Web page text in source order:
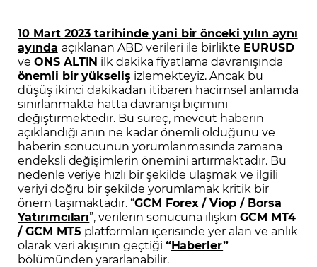
10 Mart 2023 tarihinde yani bir önceki yılın aynı
ayında açıklanan ABD verileri ile birlikte EURUSD
ve ONS ALTIN ilk dakika fiyatlama davranışında
önemli bir yükseliş izlemekteyiz. Ancak bu
düşüş ikinci dakikadan itibaren hacimsel anlamda
sınırlanmakta hatta davranışı biçimini
değiştirmektedir. Bu süreç, mevcut haberin
açıklandığı anın ne kadar önemli olduğunu ve
haberin sonucunun yorumlanmasında zamana
endeksli değişimlerin önemini artırmaktadır. Bu
nedenle veriye hızlı bir şekilde ulaşmak ve ilgili
veriyi doğru bir şekilde yorumlamak kritik bir
önem taşımaktadır. “GCM Forex / Viop / Borsa
Yatırımcıları”, verilerin sonucuna ilişkin GCM MT4
/ GCM MT5 platformları içerisinde yer alan ve anlık
olarak veri akışının geçtiği “Haberler”
bölümünden yararlanabilir.